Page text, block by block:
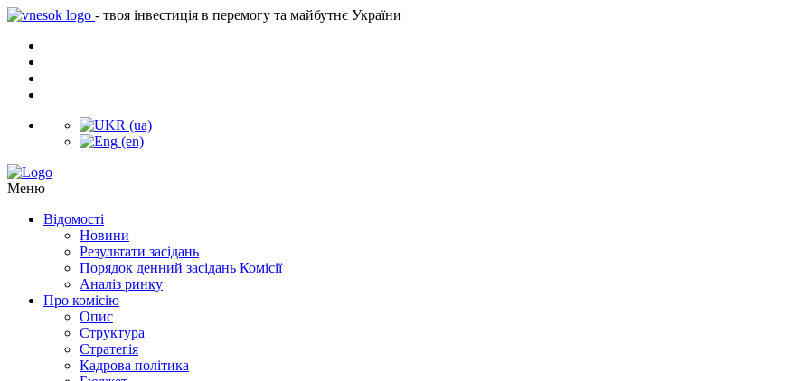
- твоя інвестиція в перемогу та майбутнє України
Меню
Відомості
Новини
Результати засідань
Порядок денний засідань Комісії
Аналіз ринку
Про комісію
Опис
Структура
Стратегія
Кадрова політика